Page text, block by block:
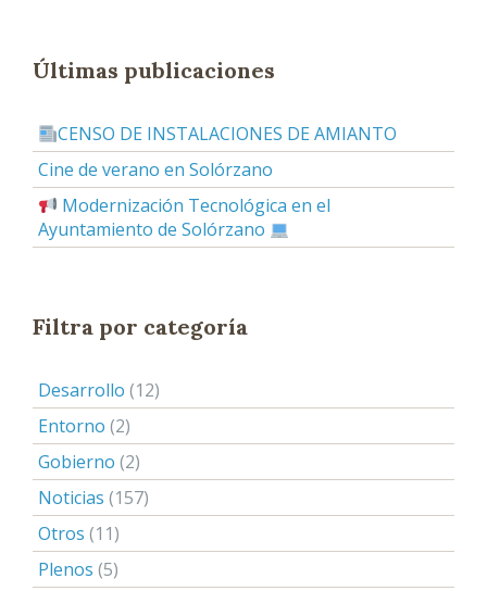
Últimas publicaciones
CENSO DE INSTALACIONES DE AMIANTO
Cine de verano en Solórzano
Modernización Tecnológica en el
Ayuntamiento de Solórzano
Filtra por categoría
Desarrollo (12)
Entorno (2)
Gobierno (2)
Noticias (157)
Otros (11)
Plenos (5)